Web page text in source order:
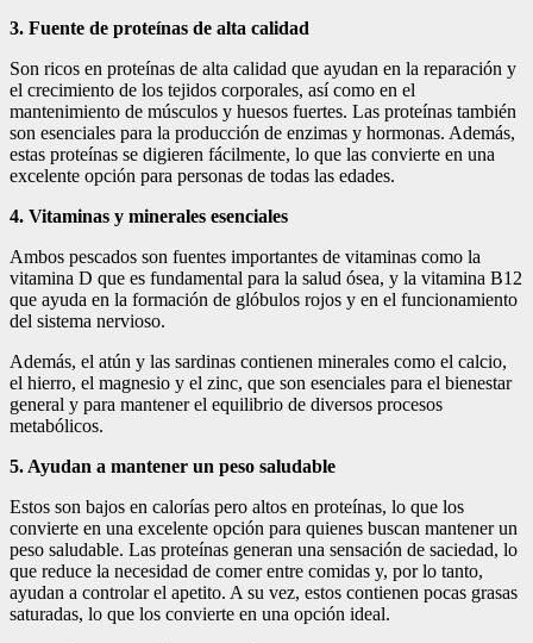
3. Fuente de proteínas de alta calidad
Son ricos en proteínas de alta calidad que ayudan en la reparación y
el crecimiento de los tejidos corporales, así como en el
mantenimiento de músculos y huesos fuertes. Las proteínas también
son esenciales para la producción de enzimas y hormonas. Además,
estas proteínas se digieren fácilmente, lo que las convierte en una
excelente opción para personas de todas las edades.
4. Vitaminas y minerales esenciales
Ambos pescados son fuentes importantes de vitaminas como la
vitamina D que es fundamental para la salud ósea, y la vitamina B12
que ayuda en la formación de glóbulos rojos y en el funcionamiento
del sistema nervioso.
Además, el atún y las sardinas contienen minerales como el calcio,
el hierro, el magnesio y el zinc, que son esenciales para el bienestar
general y para mantener el equilibrio de diversos procesos
metabólicos.
5. Ayudan a mantener un peso saludable
Estos son bajos en calorías pero altos en proteínas, lo que los
convierte en una excelente opción para quienes buscan mantener un
peso saludable. Las proteínas generan una sensación de saciedad, lo
que reduce la necesidad de comer entre comidas y, por lo tanto,
ayudan a controlar el apetito. A su vez, estos contienen pocas grasas
saturadas, lo que los convierte en una opción ideal.